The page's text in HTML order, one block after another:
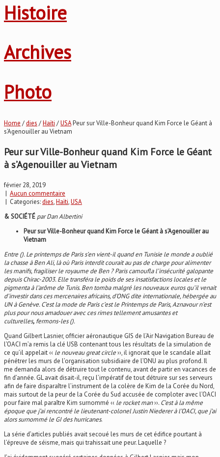
Histoire
Archives
Photo
Home /dies /Haïti /USAPeur sur Ville-Bonheur quand Kim Force le Géant à
s’Agenouiller au Vietnam
Peur sur Ville-Bonheur quand Kim Force le Géant
à s’Agenouiller au Vietnam
février 28, 2019
| Aucun commentaire
| Categories:dies,Haïti,USA
& SOCIÉTÉ par Dan Albertini
Peur sur Ville-Bonheur quand Kim Force le Géant à s’Agenouiller au
Vietnam
Entre (). Le printemps de Paris s’en vient-il quand en Tunisie le monde a oublié
la chasse à Ben Ali, là où Paris interdit courait au pas de charge pour alimenter
les manifs, fragiliser le royaume de Ben ? Paris camoufla l’insécurité galopante
depuis Chirac-2003. Elle transféra le poids de ses insatisfactions locales et le
pigmenta à l’arôme de Tunis. Ben tomba malgré les nouveaux euros qu’il venait
d’investir dans ces mercenaires africains, d’ONG dite internationale, hébergée au
UN à Genève. C’est la mode de Paris c’est le Printemps de Paris, Aznavour n’est
plus pour nous amadouer avec ces rimes tellement amusantes et
culturelles, fermons-les ().
Quand Gilbert Lasnier, officier aéronautique GIS de l’Air Navigation Bureau de
l’OACI m’a remis la clé USB contenant tous les résultats de la simulation de
ce qu’il appelait ‹‹ le nouveau great circle››, il ignorait que le scandale allait
pénétrer les murs de l’organisation subsidiaire de l’ONU au plus profond. Il
me demanda alors de détruire tout le contenu, avant de partir en vacances de
fin d’année. GL avait disait-il, reçu l’impératif de tout détruire sur ses serveurs
afin de faire disparaître l’instrument de la colère de Kim de la Corée du Nord,
mais surtout de la peur de la Corée du Sud accusée de comploter avec l’OACI
pour faire mal paraître Kim surnommé ‹‹ le rocket man››. C’est à la même
époque que j’ai rencontré le lieutenant-colonel Justin Niederer à l’OACI, que j’ai
alors surnommé le GI des hurricanes.
La série d’articles publiés avait secoué les murs de cet édifice pourtant à
l’épreuve de séisme, mais qui trahissait une peur. Laquelle ?